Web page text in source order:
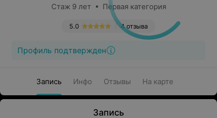
Стаж 9 лет • Первая категория
4 отзыва
5.0
Профиль подтвержден
Запись Инфо Отзывы На карте
Запись